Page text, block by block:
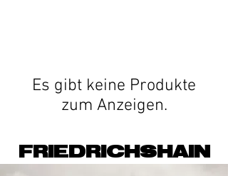
Es gibt keine Produkte
zum Anzeigen.
FRIEDRICHSHAIN